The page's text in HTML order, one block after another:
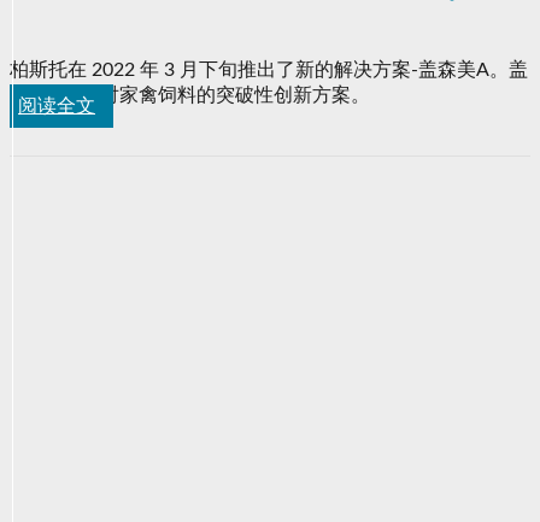
Avi） ——特有的天
然有机酸方案，戊
柏斯托在 2022 年 3 月下旬推出了新的解决方案-盖森美A。盖
森美A是针对家禽饲料的突破性创新方案。
阅读全文